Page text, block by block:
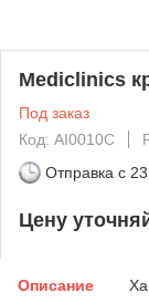
Mediclinics
Под заказ
Код: AI0010C
Отправка с
Цену
Описание